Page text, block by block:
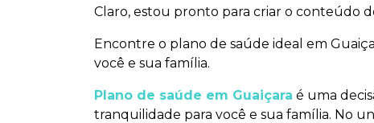
Claro, estou pronto para criar o conteúdo
Encontre o plano de saúde ideal em
você e sua família.
Plano de saúde em Guaiçara é uma
tranquilidade para você e sua família. No